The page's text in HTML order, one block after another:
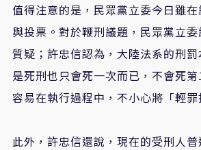
值得注意的是，民眾黨立委今日雖
與投票。對於鞭刑議題，民眾黨立
質疑；許忠信認為，大陸法系的刑
是死刑也只會死一次而已，不會死
容易在執行過程中，不小心將「輕罪
此外，許忠信還說，現在的受刑人